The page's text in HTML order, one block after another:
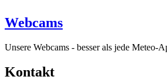
Webcams
Unsere Webcams - besser als jede Meteo-
Kontakt